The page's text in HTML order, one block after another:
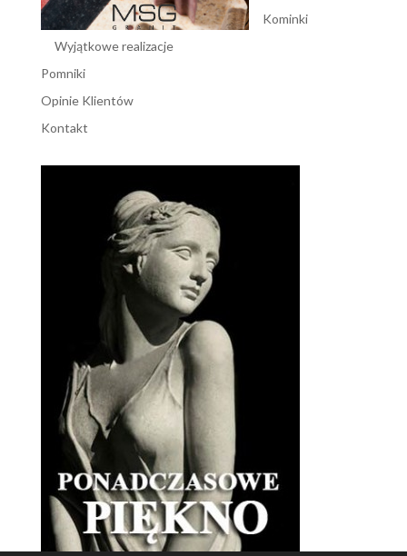
Kominki
Wyjątkowe realizacje
Pomniki
Opinie Klientów
Kontakt